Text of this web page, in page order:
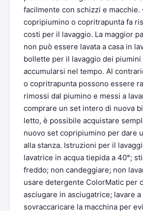
facilmente con schizzi e macchie.
copripiumino o copritrapunta fa
costi per il lavaggio. La maggior
non può essere lavata a casa in
bollette per il lavaggio dei piumini
accumularsi nel tempo. Al
o copritrapunta possono essere
rimossi dal piumino e messi a
comprare un set intero di nuova
letto, è possibile acquistare
nuovo set copripiumino per dare
alla stanza. Istruzioni per il
lavatrice in acqua tiepida a 40°;
freddo; non candeggiare; non
usare detergente ColorMatic per
asciugare in asciugatrice; lavare
sovraccaricare la macchina per